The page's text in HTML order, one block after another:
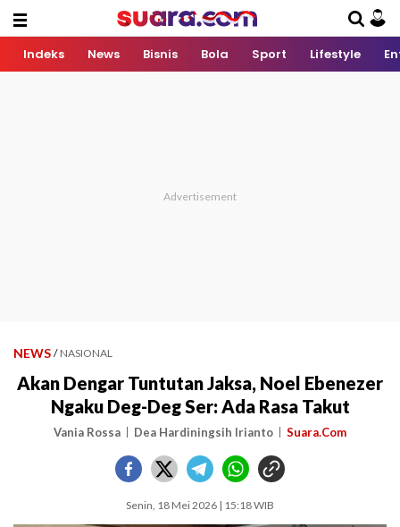
Indeks News Bisnis Bola Sport Lifestyle
NEWS / NASIONAL
Akan Dengar Tuntutan Jaksa, Noel Ebenezer
Ngaku Deg-Deg Ser: Ada Rasa Takut
Vania Rossa Dea Hardiningsih Irianto Suara.Com
Senin, 18 Mei 2026 | 15:18 WIB